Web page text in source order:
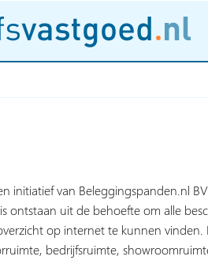
initiatief van Beleggingspanden.nl BV
ontstaan uit de behoefte om alle
op internet te kunnen vinden.
bedrijfsruimte,